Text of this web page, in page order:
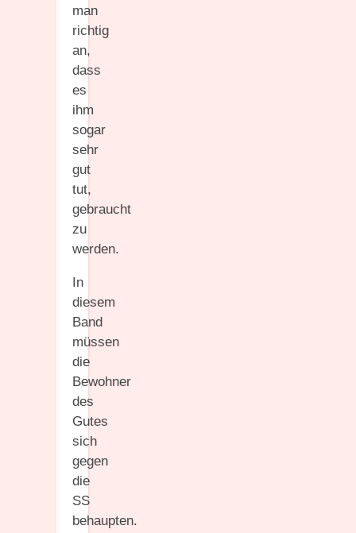
man
richtig
an,
dass
es
ihm
sogar
sehr
gut
tut,
gebraucht
zu
werden.
In
diesem
Band
müssen
die
Bewohner
des
Gutes
sich
gegen
die
SS
behaupten.